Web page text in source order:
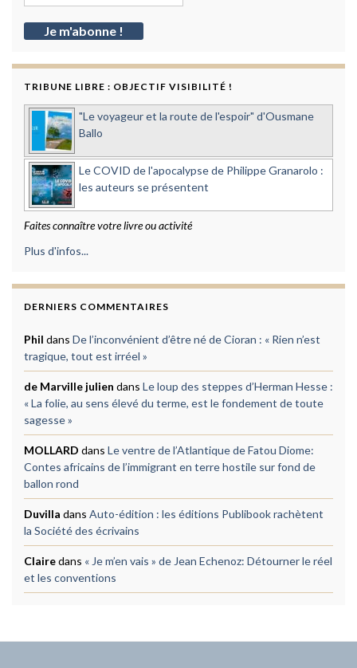
TRIBUNE LIBRE : OBJECTIF VISIBILITÉ !
"Le voyageur et la route de l'espoir" d'Ousmane
Ballo
Le COVID de l'apocalypse de Philippe Granarolo :
les auteurs se présentent
Faites connaître votre livre ou activité
Plus d'infos...
DERNIERS COMMENTAIRES
Phil dans De l’inconvénient d’être né de Cioran : « Rien n’est
tragique, tout est irréel »
de Marville julien dans Le loup des steppes d’Herman Hesse :
« La folie, au sens élevé du terme, est le fondement de toute
sagesse »
MOLLARD dans Le ventre de l’Atlantique de Fatou Diome:
Contes africains de l’immigrant en terre hostile sur fond de
ballon rond
Duvilla dans Auto-édition : les éditions Publibook rachètent
la Société des écrivains
Clairedans « Je m’en vais » de Jean Echenoz: Détourner le réel
et les conventions